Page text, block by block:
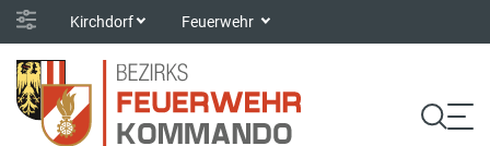
Kirchdorf Feuerwehr